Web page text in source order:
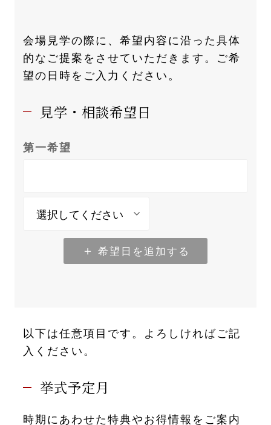
会場見学の際に、希望内容に沿った具体
的なご提案をさせていただきます。ご希
望の日時をご入力ください。
見学・相談希望日
第一希望
希望日を追加する
以下は任意項目です。よろしければご記
入ください。
挙式予定月
時期にあわせた特典やお得情報をご案内